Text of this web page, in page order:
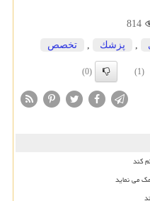
814
پزشك تخصص
(1)
(0)
می نماید